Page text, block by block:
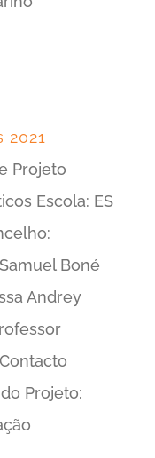
2021
Projeto
Escola: ES
Boné
Andrey
Projeto: